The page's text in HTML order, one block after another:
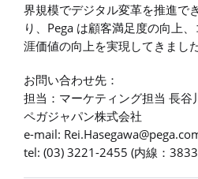
界規模でデジタル変革を推進で
り、Pega は顧客満足度の向上
涯価値の向上を実現してきました
お問い合わせ先：
担当：マーケティング担当 長谷
ペガジャパン株式会社
e-mail:
tel: (03) 3221-2455 (内線：